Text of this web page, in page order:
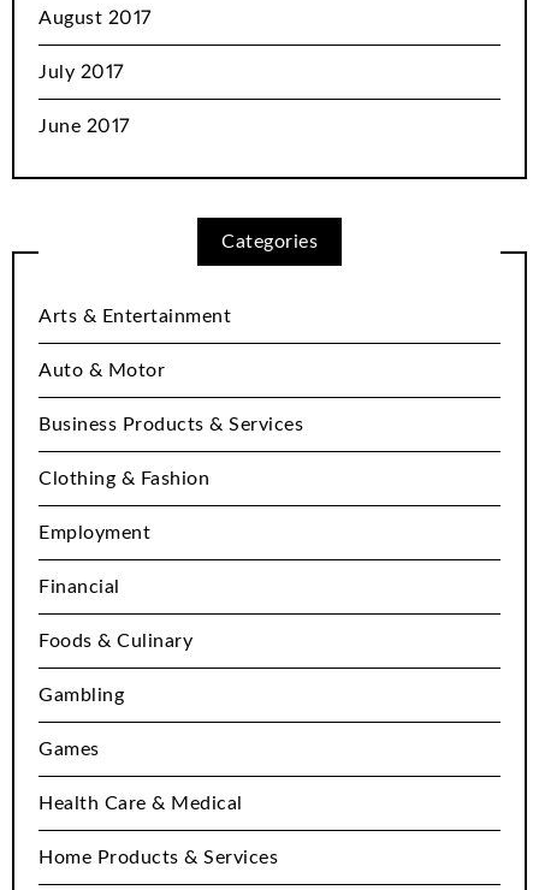
August 2017
July 2017
June 2017
Categories
Arts & Entertainment
Auto & Motor
Business Products & Services
Clothing & Fashion
Employment
Financial
Foods & Culinary
Gambling
Games
Health Care & Medical
Home Products & Services